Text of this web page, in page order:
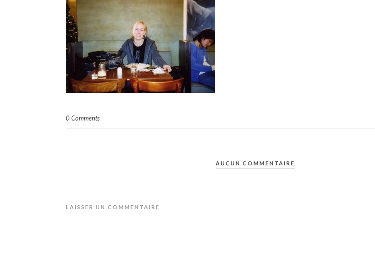
0 Comments
AUCUN COMMENTAIRE
LAISSER UN COMMENTAIRE